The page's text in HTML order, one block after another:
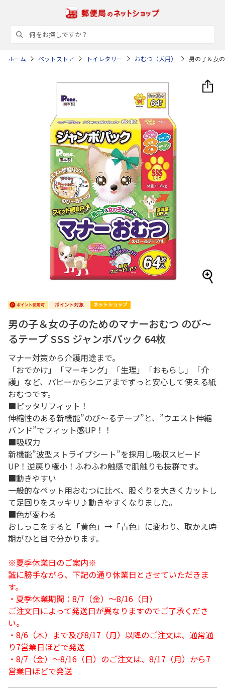
ホーム ペットストア トイレタリー おむつ（犬用） 男の子＆女
男の子＆女の子のためのマナーおむつ のび～
るテープ SSS ジャンボパック 64枚
マナー対策から介護用途まで。
「おでかけ」「マーキング」「生理」「おもらし」「介
護」など、パピーからシニアまでずっと安心して使える紙
おむつです。
■ピッタリフィット！
伸縮性のある新機能”のび～るテープ”と、”ウエスト伸縮
バンド”でフィット感UP！！
■吸収力
新機能”波型ストライプシート”を採用し吸収スピード
UP！逆戻り極小！ふわふわ触感で肌触りも抜群です。
■動きやすい
一般的なペット用おむつに比べ、股ぐりを大きくカットし
て足回りをスッキリ♪動きやすくなりました。
■色が変わる
おしっこをすると「黄色」→「青色」に変わり、取かえ時
期がひと目で分かります。
※夏季休業日のご案内※
誠に勝手ながら、下記の通り休業日とさせていただきま
す。
・夏季休業期間：8/7（金）～8/16（日）
ご注文日によって発送日が異なりますのでご了承くださ
い。
・8/6（木）まで及び8/17（月）以降のご注文は、通常通
り7営業日ほどで発送
・8/7（金）～8/16（日）のご注文は、8/17（月）から7
営業日ほどで発送